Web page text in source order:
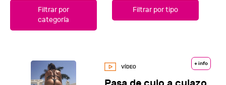
Filtrar por
categoría
Filtrar por tipo
+ info